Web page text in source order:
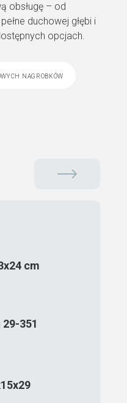
obsługę – od
duchowej głębi i
opcjach.
nagrobków
cm
351